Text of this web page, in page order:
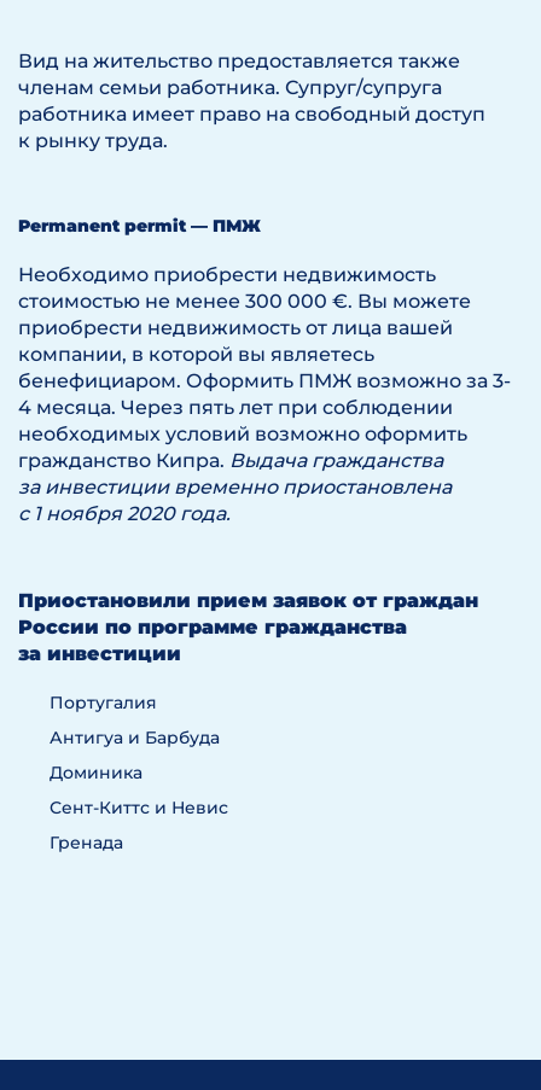
Вид на жительство предоставляется также
членам семьи работника. Супруг/супруга
работника имеет право на свободный доступ
к рынку труда.
Permanent permit — ПМЖ
Необходимо приобрести недвижимость
стоимостью не менее 300 000 €. Вы можете
приобрести недвижимость от лица вашей
компании, в которой вы являетесь
бенефициаром. Оформить ПМЖ возможно за 3-
4 месяца. Через пять лет при соблюдении
необходимых условий возможно оформить
гражданство Кипра. Выдача гражданства
за инвестиции временно приостановлена
с 1 ноября 2020 года.
Приостановили прием заявок от граждан
России по программе гражданства
за инвестиции
Португалия
Антигуа и Барбуда
Доминика
Сент-Киттс и Невис
Гренада